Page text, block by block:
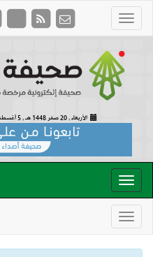
الأربعاء , 20 صفر 1448 هـ , 5 أغسطس 2026 م |